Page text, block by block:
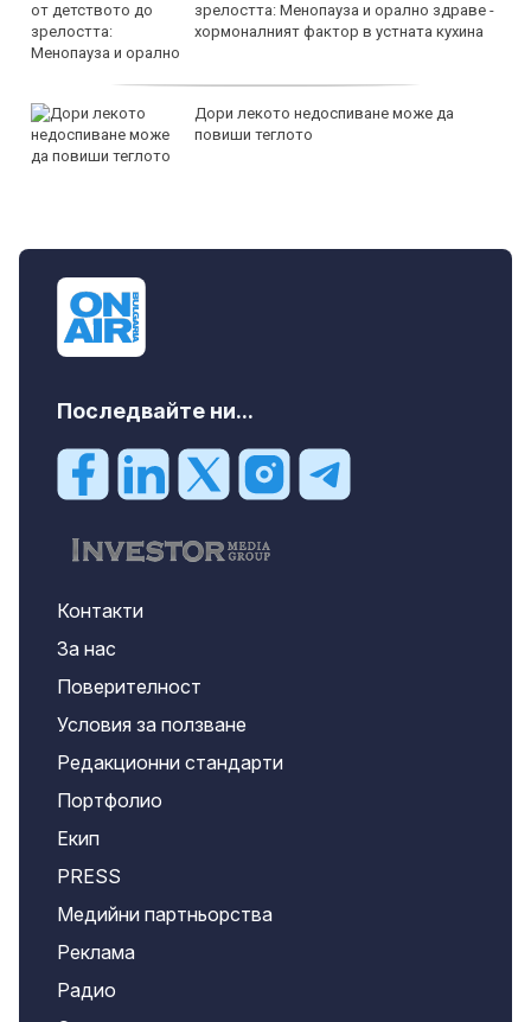
зрелостта: Менопауза и орално здраве -
хормоналният фактор в устната кухина
Дори лекото недоспиване може да
повиши теглото
Последвайте ни...
Контакти
За нас
Поверителност
Условия за ползване
Редакционни стандарти
Портфолио
Екип
PRESS
Медийни партньорства
Реклама
Радио